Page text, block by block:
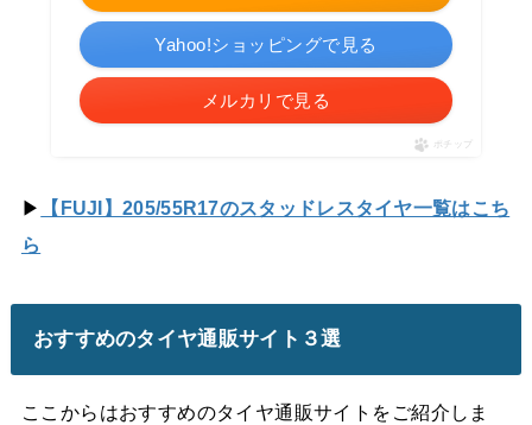
Yahoo!ショッピングで見る
メルカリで見る
ポチップ
▶
【FUJI】205/55R17のスタッドレスタイヤ一覧はこち
ら
おすすめのタイヤ通販サイト３選
ここからはおすすめのタイヤ通販サイトをご紹介しま